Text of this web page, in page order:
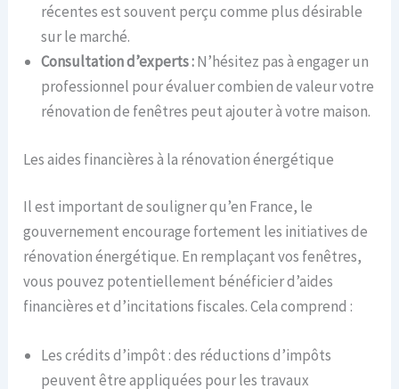
récentes est souvent perçu comme plus désirable
sur le marché.
Consultation d’experts :N’hésitez pas à engager un
professionnel pour évaluer combien de valeur votre
rénovation de fenêtres peut ajouter à votre maison.
Les aides financières à la rénovation énergétique
Il est important de souligner qu’en France, le
gouvernement encourage fortement les initiatives de
rénovation énergétique. En remplaçant vos fenêtres,
vous pouvez potentiellement bénéficier d’aides
financières et d’incitations fiscales. Cela comprend :
Les crédits d’impôt : des réductions d’impôts
peuvent être appliquées pour les travaux